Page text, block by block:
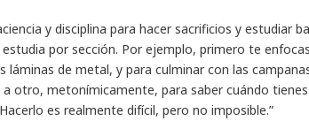
y disciplina para hacer sacrificios y estudiar
estudia por sección. Por ejemplo, primero te
láminas de metal, y para culminar con las
otro, metonímicamente, para saber cuándo
es realmente difícil, pero no imposible.”